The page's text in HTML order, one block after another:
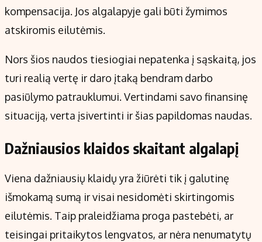
kompensacija. Jos algalapyje gali būti žymimos
atskiromis eilutėmis.
Nors šios naudos tiesiogiai nepatenka į sąskaitą, jos
turi realią vertę ir daro įtaką bendram darbo
pasiūlymo patrauklumui. Vertindami savo finansinę
situaciją, verta įsivertinti ir šias papildomas naudas.
Dažniausios klaidos skaitant algalapį
Viena dažniausių klaidų yra žiūrėti tik į galutinę
išmokamą sumą ir visai nesidomėti skirtingomis
eilutėmis. Taip praleidžiama proga pastebėti, ar
teisingai pritaikytos lengvatos, ar nėra nenumatytų